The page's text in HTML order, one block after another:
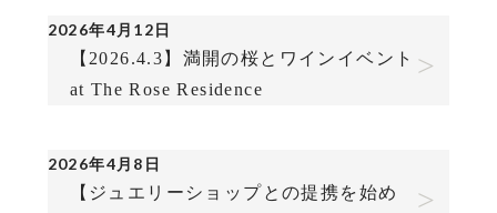
2026年4月12日
【2026.4.3】満開の桜とワインイベント
at The Rose Residence
2026年4月8日
【ジュエリーショップとの提携を始め